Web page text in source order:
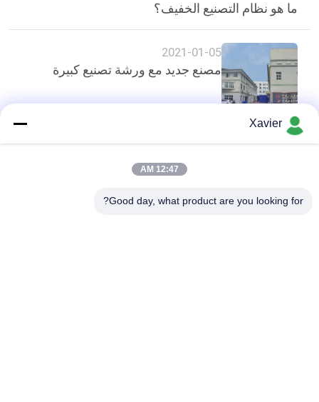
ما هو نظام التصنيع الخفيف؟
2021-01-05
مصنع جديد مع ورشة تصنيع كبيرة
أعلى
Xavier
12:47 AM
Good day, what product are you looking for?